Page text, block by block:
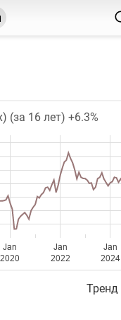
на ICE.
или месяца.
(за 16 лет) +6.3%
Jan
2020
Jan
2022
Jan
2024
Тренд